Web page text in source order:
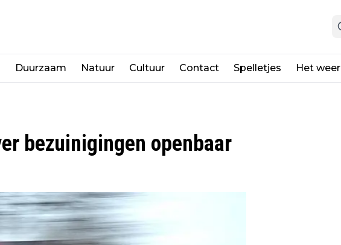
Duurzaam Natuur Cultuur Contact Spelletjes Het weer
bezuinigingen openbaar